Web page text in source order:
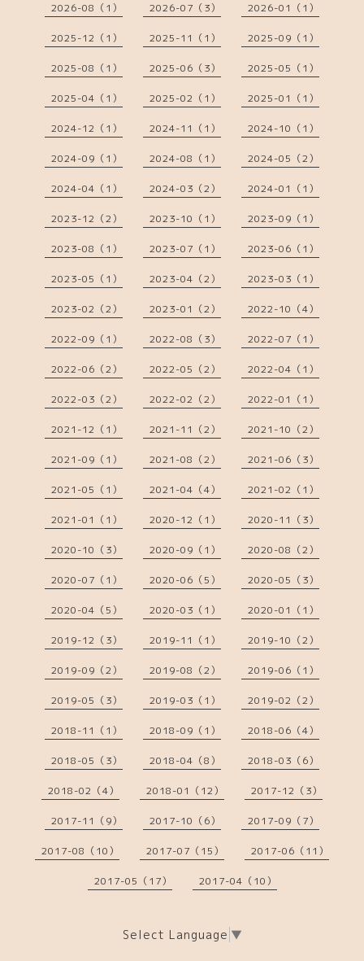
2026-08（1） 2026-07（3） 2026-01（1）
2025-12（1） 2025-11（1） 2025-09（1）
2025-08（1） 2025-06（3） 2025-05（1）
2025-04（1） 2025-02（1） 2025-01（1）
2024-12（1） 2024-11（1） 2024-10（1）
2024-09（1） 2024-08（1） 2024-05（2）
2024-04（1） 2024-03（2） 2024-01（1）
2023-12（2） 2023-10（1） 2023-09（1）
2023-08（1） 2023-07（1） 2023-06（1）
2023-05（1） 2023-04（2） 2023-03（1）
2023-02（2） 2023-01（2） 2022-10（4）
2022-09（1） 2022-08（3） 2022-07（1）
2022-06（2） 2022-05（2） 2022-04（1）
2022-03（2） 2022-02（2） 2022-01（1）
2021-12（1） 2021-11（2） 2021-10（2）
2021-09（1） 2021-08（2） 2021-06（3）
2021-05（1） 2021-04（4） 2021-02（1）
2021-01（1） 2020-12（1） 2020-11（3）
2020-10（3） 2020-09（1） 2020-08（2）
2020-07（1） 2020-06（5） 2020-05（3）
2020-04（5） 2020-03（1） 2020-01（1）
2019-12（3） 2019-11（1） 2019-10（2）
2019-09（2） 2019-08（2） 2019-06（1）
2019-05（3） 2019-03（1） 2019-02（2）
2018-11（1） 2018-09（1） 2018-06（4）
2018-05（3） 2018-04（8） 2018-03（6）
2018-02（4） 2018-01（12） 2017-12（3）
2017-11（9） 2017-10（6） 2017-09（7）
2017-08（10） 2017-07（15） 2017-06（11）
2017-05（17） 2017-04（10）
Select Language ▼